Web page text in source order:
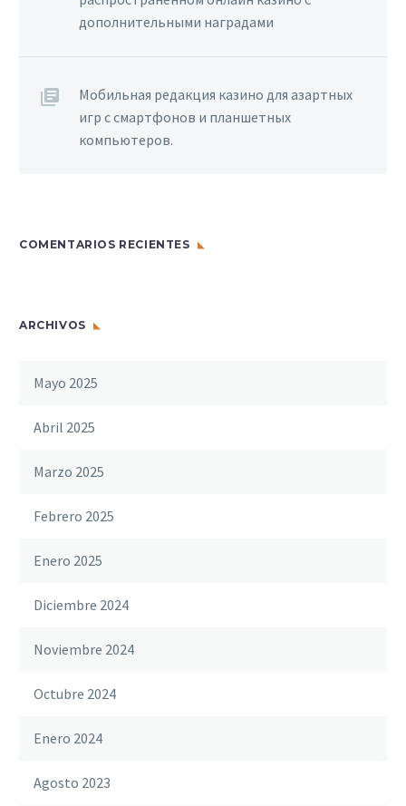
дополнительными наградами
Мобильная редакция казино для азартных
игр с смартфонов и планшетных
компьютеров.
COMENTARIOS RECIENTES
ARCHIVOS
Mayo 2025
Abril 2025
Marzo 2025
Febrero 2025
Enero 2025
Diciembre 2024
Noviembre 2024
Octubre 2024
Enero 2024
Agosto 2023